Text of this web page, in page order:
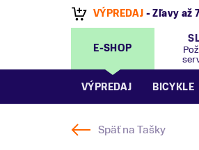
VÝPREDAJ - Zľavy až
E-SHOP
VÝPREDAJ BICYKLE
Späť naTašky